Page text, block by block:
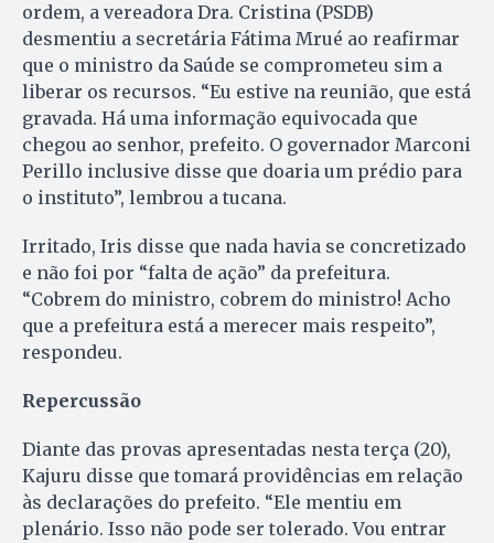
ordem, a vereadora Dra. Cristina (PSDB)
desmentiu a secretária Fátima Mrué ao reafirmar
que o ministro da Saúde se comprometeu sim a
liberar os recursos. “Eu estive na reunião, que está
gravada. Há uma informação equivocada que
chegou ao senhor, prefeito. O governador Marconi
Perillo inclusive disse que doaria um prédio para
o instituto”, lembrou a tucana.
Irritado, Iris disse que nada havia se concretizado
e não foi por “falta de ação” da prefeitura.
“Cobrem do ministro, cobrem do ministro! Acho
que a prefeitura está a merecer mais respeito”,
respondeu.
Repercussão
Diante das provas apresentadas nesta terça (20),
Kajuru disse que tomará providências em relação
às declarações do prefeito. “Ele mentiu em
plenário. Isso não pode ser tolerado. Vou entrar